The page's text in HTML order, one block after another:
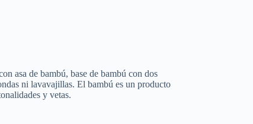
asa de bambú, base de bambú con dos
ni lavavajillas. El bambú es un producto
y vetas.